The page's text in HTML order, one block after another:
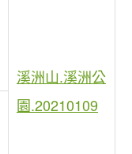
溪洲山.溪洲公
園.20210109